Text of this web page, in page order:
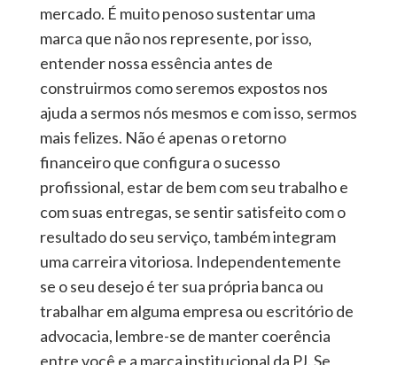
mercado. É muito penoso sustentar uma
marca que não nos represente, por isso,
entender nossa essência antes de
construirmos como seremos expostos nos
ajuda a sermos nós mesmos e com isso, sermos
mais felizes. Não é apenas o retorno
financeiro que configura o sucesso
profissional, estar de bem com seu trabalho e
com suas entregas, se sentir satisfeito com o
resultado do seu serviço, também integram
uma carreira vitoriosa. Independentemente
se o seu desejo é ter sua própria banca ou
trabalhar em alguma empresa ou escritório de
advocacia, lembre-se de manter coerência
entre você e a marca institucional da PJ. Se